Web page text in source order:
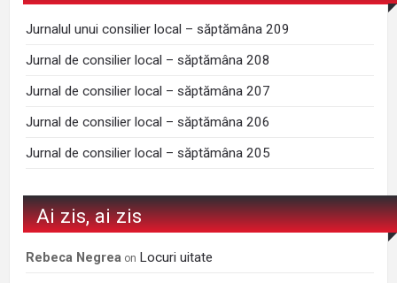
Jurnalul unui consilier local – săptămâna 209
Jurnal de consilier local – săptămâna 208
Jurnal de consilier local – săptămâna 207
Jurnal de consilier local – săptămâna 206
Jurnal de consilier local – săptămâna 205
Ai zis, ai zis
Rebeca Negrea on Locuri uitate